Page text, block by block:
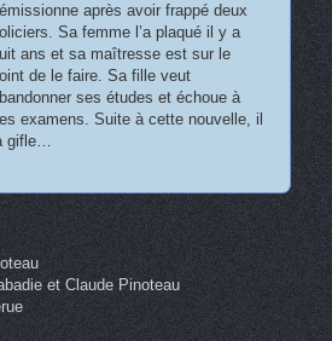
après avoir frappé deux
Sa femme l’a plaqué il y a
ans et sa maîtresse est sur le
de le faire. Sa fille veut
ses études et échoue à
examens. Suite à cette nouvelle, il
gifle…
et Claude Pinoteau